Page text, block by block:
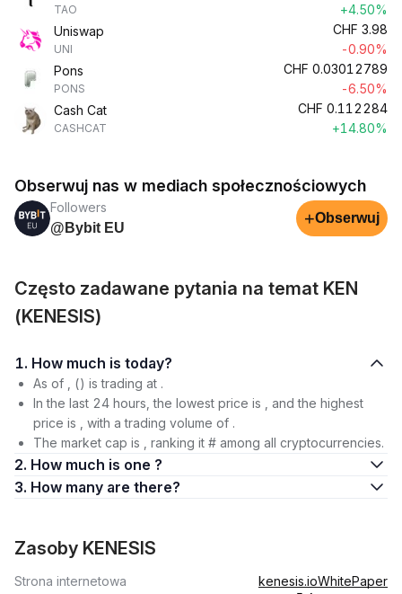
TAO
+4.50%
Uniswap
UNI
CHF 3.98
-0.90%
Pons
PONS
CHF 0.03012789
-6.50%
Cash Cat
CASHCAT
CHF 0.112284
+14.80%
Obserwuj nas w mediach społecznościowych
Followers
@Bybit EU
+Obserwuj
Często zadawane pytania na temat KEN
(KENESIS)
1. How much is today?
As of , () is trading at .
In the last 24 hours, the lowest price is , and the highest
price is , with a trading volume of .
The market cap is , ranking it # among all cryptocurrencies.
2. How much is one ?
3. How many are there?
Zasoby KENESIS
Strona internetowa kenesis.ioWhitePaper